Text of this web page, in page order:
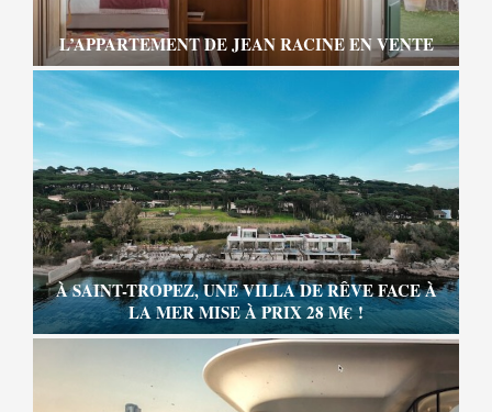
L’APPARTEMENT DE JEAN RACINE EN VENTE
À SAINT-TROPEZ, UNE VILLA DE RÊVE FACE À
LA MER MISE À PRIX 28 M€ !